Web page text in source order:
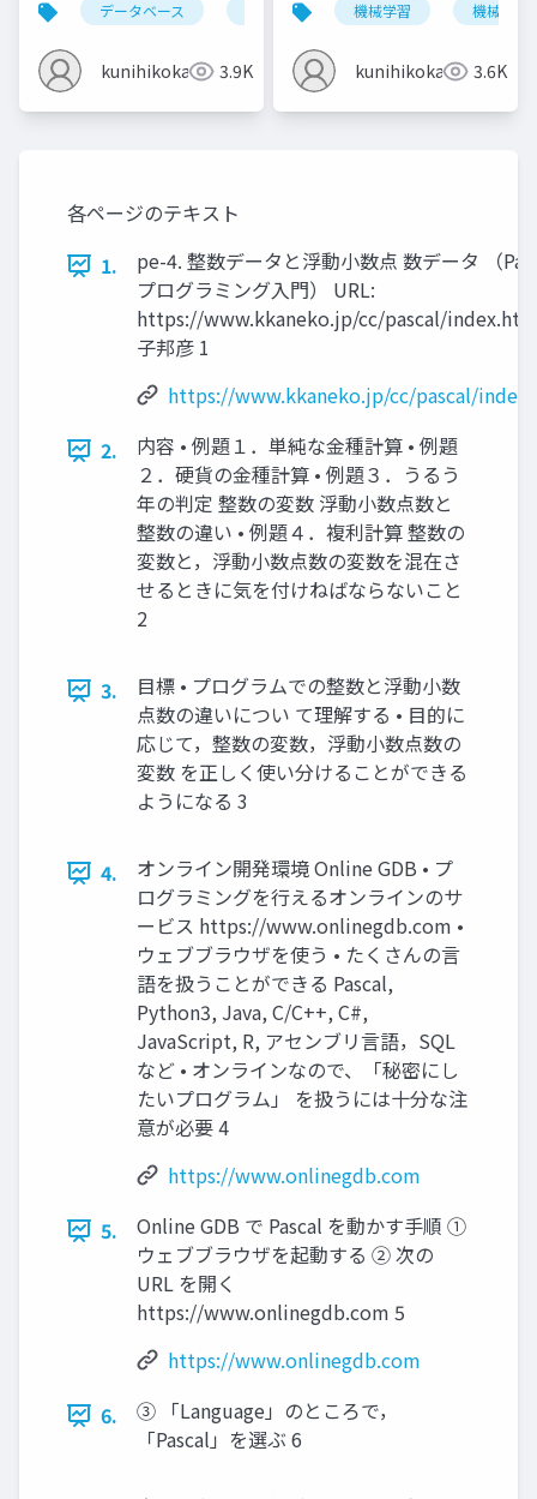
データベース データベースシステム 情報とデータ
kunihikokaneko3.9K
機械学習 機械学習
kunihikokaneko3.6K
各ページのテキスト
1.
pe-4. 整数データと浮動小数点 数データ （
プログラミング入門） URL:
https://www.kkaneko.jp/cc/pascal/
子邦彦 1
https://www.kkaneko.jp/cc/pascal/
2.
内容 • 例題１．単純な金種計算 • 例題
２．硬貨の金種計算 • 例題３．うるう
年の判定 整数の変数 浮動小数点数と
整数の違い • 例題４．複利計算 整数の
変数と，浮動小数点数の変数を混在さ
せるときに気を付けねばならないこと
2
3.
目標 • プログラムでの整数と浮動小数
点数の違いについ て理解する • 目的に
応じて，整数の変数，浮動小数点数の
変数 を正しく使い分けることができる
ようになる 3
4.
オンライン開発環境 Online GDB • プ
ログラミングを行えるオンラインのサ
ービス https://www.onlinegdb.com •
ウェブブラウザを使う • たくさんの言
語を扱うことができる Pascal,
Python3, Java, C/C++, C#,
JavaScript, R, アセンブリ言語，SQL
など • オンラインなので、「秘密にし
たいプログラム」 を扱うには十分な注
意が必要 4
https://www.onlinegdb.com
5.
Online GDB で Pascal を動かす手順 ①
ウェブブラウザを起動する ② 次の
URL を開く
https://www.onlinegdb.com 5
https://www.onlinegdb.com
6.
③ 「Language」のところで，
「Pascal」を選ぶ 6